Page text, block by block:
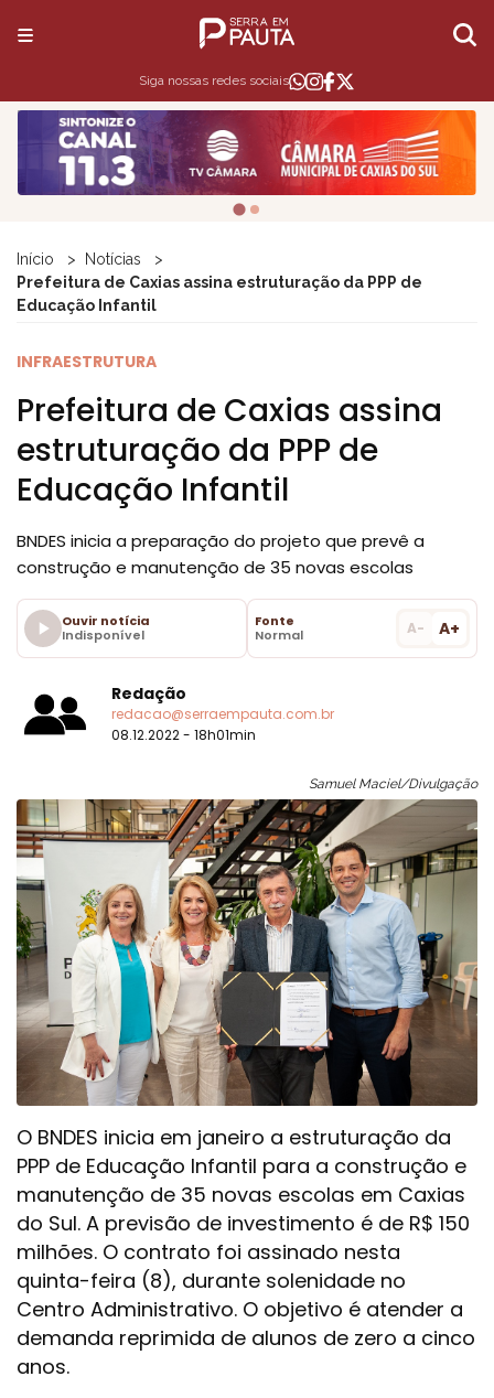
Siga nossas redes sociais
Início
Notícias
Prefeitura de Caxias assina estruturação da PPP de
Educação Infantil
INFRAESTRUTURA
Prefeitura de Caxias assina
estruturação da PPP de
Educação Infantil
BNDES inicia a preparação do projeto que prevê a
construção e manutenção de 35 novas escolas
Ouvir notícia
Indisponível
Fonte
Normal
A- A+
Redação
redacao@serraempauta.com.br
08.12.2022 - 18h01min
Samuel Maciel/Divulgação
O BNDES inicia em janeiro a estruturação da
PPP de Educação Infantil para a construção e
manutenção de 35 novas escolas em Caxias
do Sul. A previsão de investimento é de R$ 150
milhões. O contrato foi assinado nesta
quinta-feira (8), durante solenidade no
Centro Administrativo. O objetivo é atender a
demanda reprimida de alunos de zero a cinco
anos.